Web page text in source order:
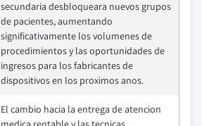
secundaria desbloqueara nuevos grupos
de pacientes, aumentando
significativamente los volumenes de
procedimientos y las oportunidades de
ingresos para los fabricantes de
dispositivos en los proximos anos.
El cambio hacia la entrega de atencion